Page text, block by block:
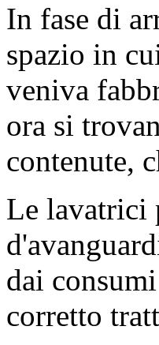
In fase di
spazio in
veniva
ora si
contenute,
Le lavatrici
dai
corretto